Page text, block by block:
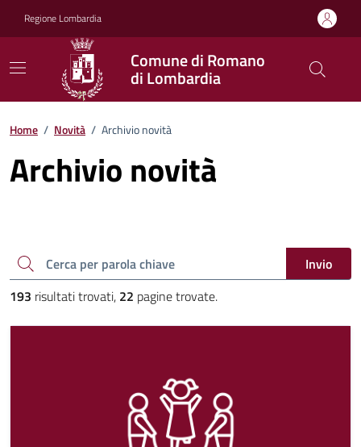
Regione Lombardia
Comune di Romano
di Lombardia
Home / Novità / Archivio novità
Archivio novità
Cerca una parola chiave
Invio
193 risultati trovati, 22 pagine trovate.